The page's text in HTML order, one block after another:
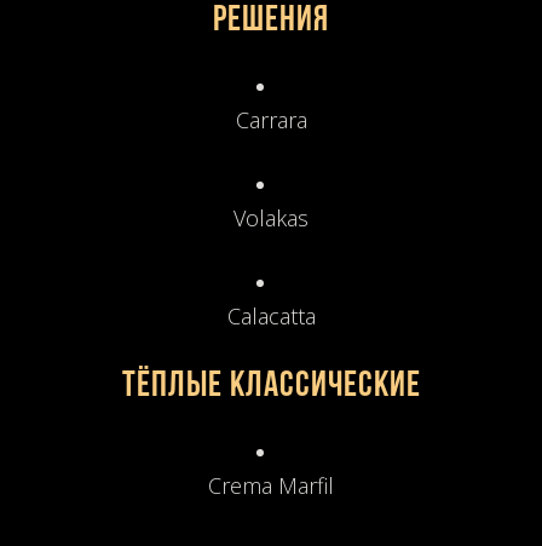
решения
Carrara
Volakas
Calacatta
Тёплые классические
Crema Marfil